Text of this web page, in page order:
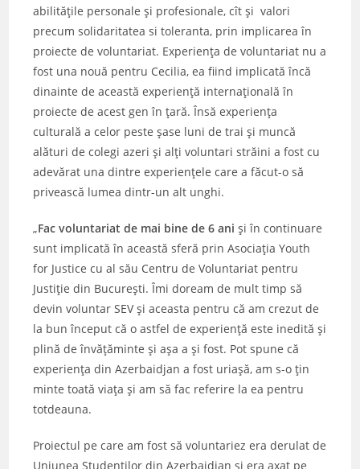
abilităţile personale şi profesionale, cît şi valori
precum solidaritatea si toleranta, prin implicarea în
proiecte de voluntariat. Experienţa de voluntariat nu a
fost una nouă pentru Cecilia, ea fiind implicată încă
dinainte de această experienţă internaţională în
proiecte de acest gen în ţară. Însă experienţa
culturală a celor peste şase luni de trai şi muncă
alături de colegi azeri şi alţi voluntari străini a fost cu
adevărat una dintre experienţele care a făcut-o să
privească lumea dintr-un alt unghi.
„Fac voluntariat de mai bine de 6 ani şi în continuare
sunt implicată în această sferă prin Asociaţia Youth
for Justice cu al său Centru de Voluntariat pentru
Justiţie din Bucureşti. Îmi doream de mult timp să
devin voluntar SEV şi aceasta pentru că am crezut de
la bun început că o astfel de experienţă este inedită şi
plină de învăţăminte şi aşa a şi fost. Pot spune că
experienţa din Azerbaidjan a fost uriaşă, am s-o ţin
minte toată viaţa şi am să fac referire la ea pentru
totdeauna.
Proiectul pe care am fost să voluntariez era derulat de
Uniunea Studenţilor din Azerbaidjan şi era axat pe